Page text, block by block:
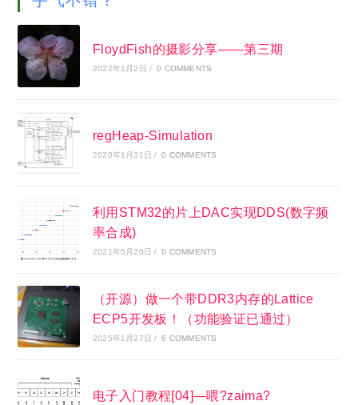
FloydFish的摄影分享——第三期
2022年1月2日 / 0 COMMENTS
regHeap-Simulation
2020年1月31日 / 0 COMMENTS
利用STM32的片上DAC实现DDS(数字频
率合成)
2021年5月20日 / 0 COMMENTS
（开源）做一个带DDR3内存的Lattice
ECP5开发板！（功能验证已通过）
2025年1月27日 / 6 COMMENTS
电子入门教程[04]—喂?zaima?